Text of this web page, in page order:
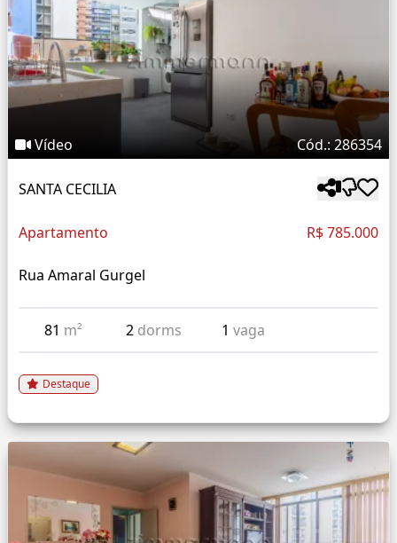
Vídeo Cód.: 286354
SANTA CECILIA
Apartamento R$ 785.000
Rua Amaral Gurgel
81 m² 2 dorms 1vaga
Destaque